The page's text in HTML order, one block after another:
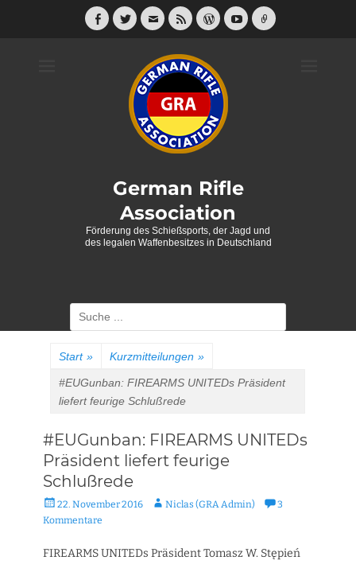
Facebook
Twitter
E-
Feed WordPress
YouTube
Link
German Rifle
Association
Förderung des Schießsports, der Jagd und
des legalen Waffenbesitzes in Deutschland
Suche
nach:
Start » Kurzmitteilungen »
#EUGunban: FIREARMS UNITEDs Präsident
liefert feurige Schlußrede
#EUGunban: FIREARMS UNITEDs
Präsident liefert feurige
Schlußrede
Veröffentlicht
am
22. November 2016 AutorNiclas (GRA Admin)
3
Kommentare
FIREARMS UNITEDs Präsident Tomasz W. Stępień